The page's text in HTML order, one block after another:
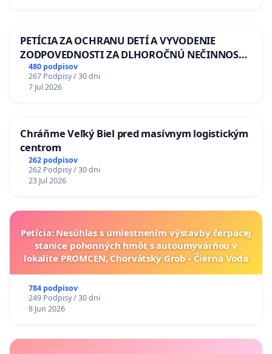
PETÍCIA ZA OCHRANU DETÍ A VYVODENIE
ZODPOVEDNOSTI ZA DLHOROČNÚ NEČINNOSŤ
A ZLYHANIE ŠTÁTU
480 podpisov
267 Podpisy / 30 dni
7 Jul 2026
Chráňme Veľký Biel pred masívnym logistickým
centrom
262 podpisov
262 Podpisy / 30 dni
23 Jul 2026
Petícia: Nesúhlas s umiestnením výstavby čerpacej
stanice pohonných hmôt s autoumyvárňou v
lokalite PROMCEN, Chorvátsky Grob - Čierna Voda
784 podpisov
249 Podpisy / 30 dni
8 Jun 2026